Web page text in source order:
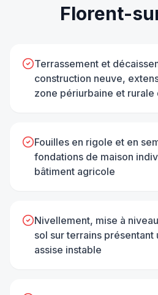
Florent-
Terrassement et
construction neuve,
zone périurbaine et rurale
Fouilles en rigole et en
fondations de maison
bâtiment agricole
Nivellement, mise à
sol sur terrains présentant
assise instable